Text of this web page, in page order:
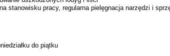
stanowisku pracy, regularna pielęgnacja narzędzi i
do piątku